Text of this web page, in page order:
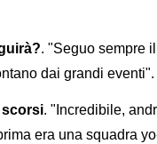
. "Seguo sempre
dai grandi eventi".
scorsi. "Incredibile,
era una squadra